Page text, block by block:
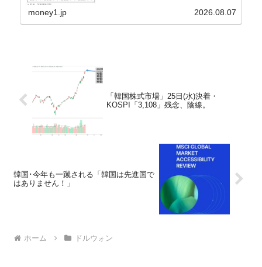
2.8％上昇（06月は3.2％）となり、上昇率は前...
money1.jp 2026.08.07
「韓国株式市場」25日(水)決着・
KOSPI「3,108」残念、陰線。
韓国･今年も一蹴される「韓国は先進国で
はありません！」
ホーム ドルウォン